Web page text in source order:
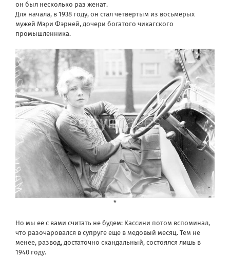
он был несколько раз женат.
Для начала, в 1938 году, он стал четвертым из восьмерых
мужей Мэри Фэрней, дочери богатого чикагского
промышленника.
*
Но мы ее с вами считать не будем: Кассини потом вспоминал,
что разочаровался в супруге еще в медовый месяц. Тем не
менее, развод, достаточно скандальный, состоялся лишь в
1940 году.